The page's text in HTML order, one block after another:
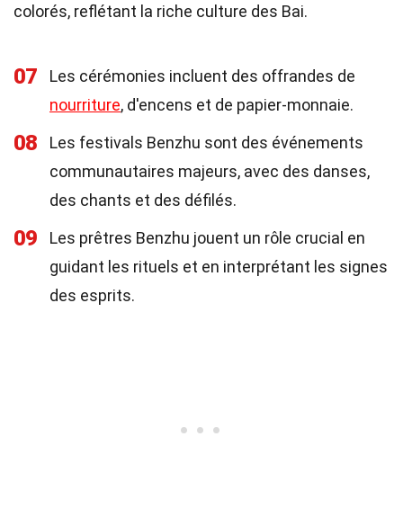
colorés, reflétant la riche culture des Bai.
07
Les cérémonies incluent des offrandes de
nourriture, d'encens et de papier-monnaie.
08
Les festivals Benzhu sont des événements
communautaires majeurs, avec des danses,
des chants et des défilés.
09
Les prêtres Benzhu jouent un rôle crucial en
guidant les rituels et en interprétant les signes
des esprits.